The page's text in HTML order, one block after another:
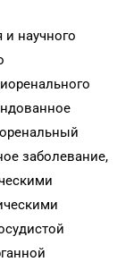
и научного
заболевание,